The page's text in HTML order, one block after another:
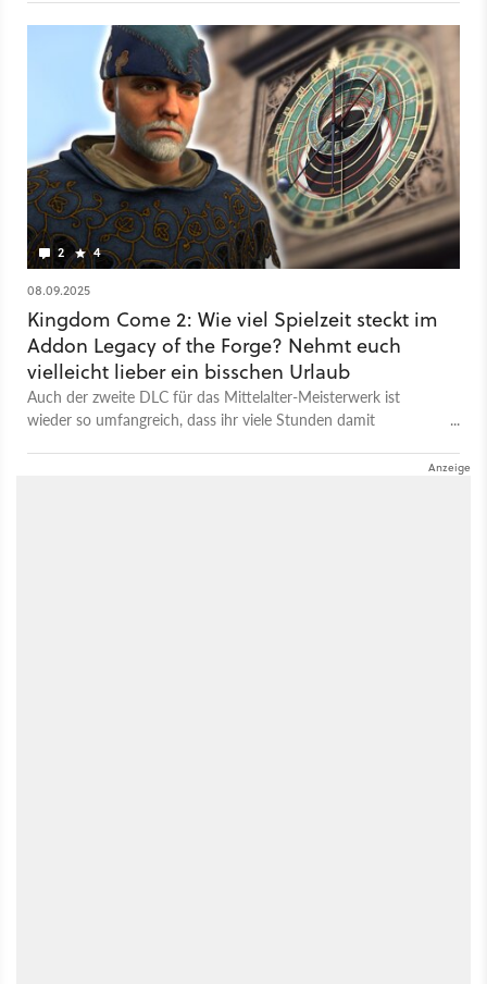
2 4
08.09.2025
Kingdom Come 2: Wie viel Spielzeit steckt im
Addon Legacy of the Forge? Nehmt euch
vielleicht lieber ein bisschen Urlaub
Auch der zweite DLC für das Mittelalter-Meisterwerk ist
wieder so umfangreich, dass ihr viele Stunden damit